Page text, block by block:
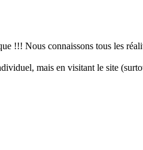
!!! Nous connaissons tous les
mais en visitant le site